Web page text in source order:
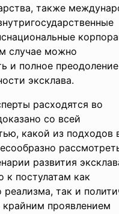
также
случае можно
и полное преодоление
эксклава.
расходятся во
со всей
какой из подходов
развития
к постулатам как
реализма, так и
проявлением